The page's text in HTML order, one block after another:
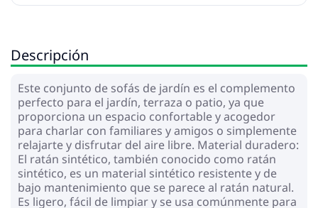
Descripción
Este conjunto de sofás de jardín es el complemento
perfecto para el jardín, terraza o patio, ya que
proporciona un espacio confortable y acogedor
para charlar con familiares y amigos o simplemente
relajarte y disfrutar del aire libre. Material duradero:
El ratán sintético, también conocido como ratán
sintético, es un material sintético resistente y de
bajo mantenimiento que se parece al ratán natural.
Es ligero, fácil de limpiar y se usa comúnmente para